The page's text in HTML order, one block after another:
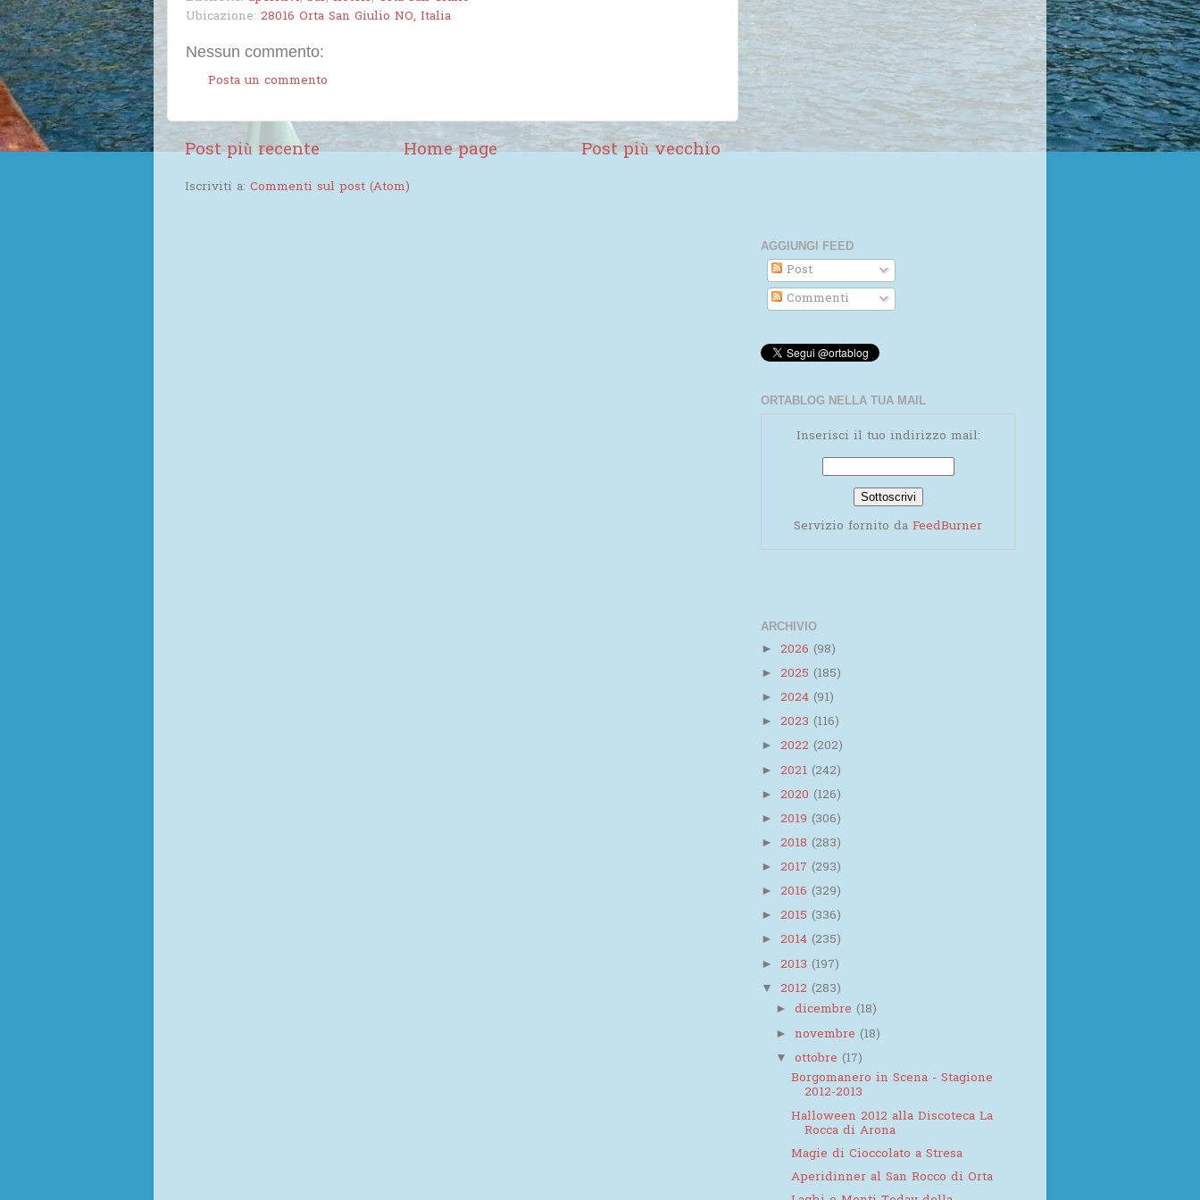
Ubicazione: 28016 Orta San Giulio NO, Italia
Nessun commento:
Posta un commento
Post più recente Post più vecchio
Home page
Iscriviti a: Commenti sul post (Atom)
AGGIUNGI FEED
Post
Commenti
ORTABLOG NELLA TUA MAIL
Inserisci il tuo indirizzo mail:
Servizio fornito da FeedBurner
ARCHIVIO
► 2026 (98)
► 2025 (185)
► 2024 (91)
► 2023 (116)
► 2022 (202)
► 2021 (242)
► 2020 (126)
► 2019 (306)
► 2018 (283)
► 2017 (293)
► 2016 (329)
► 2015 (336)
► 2014 (235)
► 2013 (197)
▼ 2012 (283)
►dicembre(18)
►novembre(18)
▼ottobre(17)
Borgomanero in Scena - Stagione
2012-2013
Halloween 2012 alla Discoteca La
Rocca di Arona
Magie di Cioccolato a Stresa
Aperidinner al San Rocco di Orta